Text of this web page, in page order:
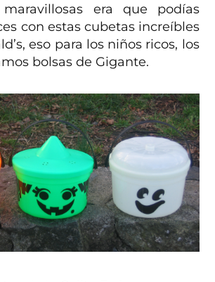
era que podías
con estas cubetas increíbles
eso para los niños ricos, los
bolsas de Gigante.